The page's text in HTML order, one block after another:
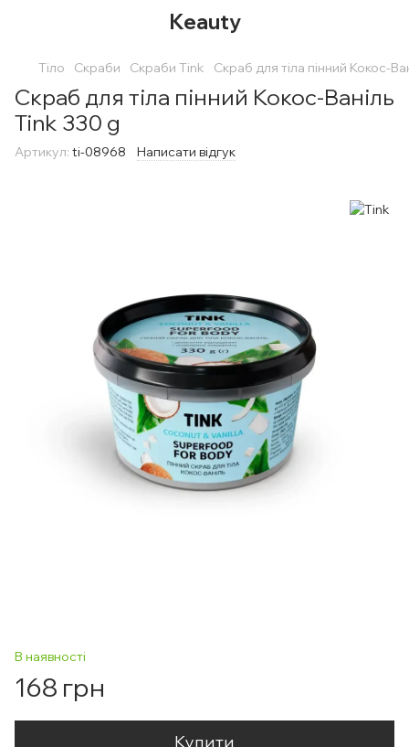
Keauty
Тіло Скраби Скраби Tink Скраб для тіла пінний Кокос-
Скраб для тіла пінний Кокос-Ваніль
Tink 330 g
Артикул: ti-08968 Написати відгук
В наявності
168 грн
Купити